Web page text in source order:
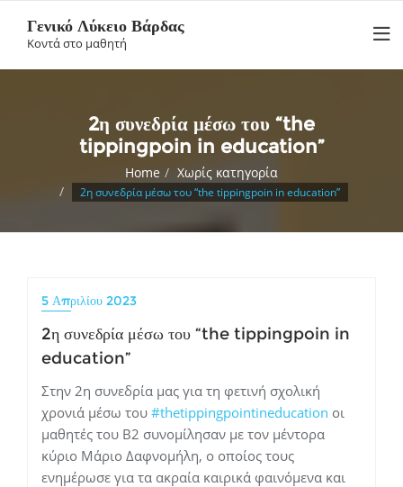
content
Γενικό Λύκειο Βάρδας
Κοντά στο μαθητή
2η συνεδρία μέσω του “the
tippingpoin in education”
Home Χωρίς κατηγορία
2η συνεδρία μέσω του “the tippingpoin in education”
5 Απριλίου 2023
2η συνεδρία μέσω του “the tippingpoin in
education”
Στην 2η συνεδρία μας για τη φετινή σχολική
χρονιά μέσω του #thetippingpointineducation οι
μαθητές του Β2 συνομίλησαν με τον μέντορα
κύριο Μάριο Δαφνομήλη, ο οποίος τους
ενημέρωσε για τα ακραία καιρικά φαινόμενα και